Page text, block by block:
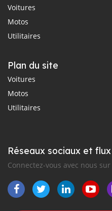
Voitures
Motos
Utilitaires
Plan du site
Voitures
Motos
Utilitaires
Réseaux sociaux et flux
Connectez-vous avec nous